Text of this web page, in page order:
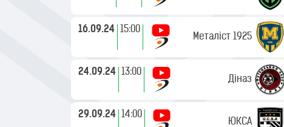
16.09.24 15:00
Металіст 1925
24.09.24 13:00
Діназ
29.09.24 14:00
ЮКСА